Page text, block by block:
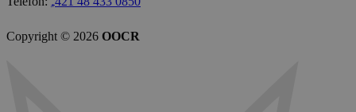
Copyright © 2026 OOCR